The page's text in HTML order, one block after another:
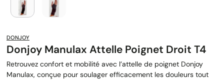
DONJOY
Donjoy Manulax Attelle Poignet Droit T4
Retrouvez confort et mobilité avec l’attelle de poignet Donjoy
Manulax, conçue pour soulager efficacement les douleurs tout